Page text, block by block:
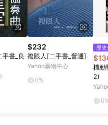
書_良
$232
複眼人[二手書_普通]
Yahoo購物中心
0%
歷
機動
2)